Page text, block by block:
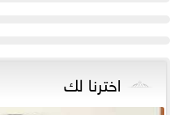
اخترنا لك